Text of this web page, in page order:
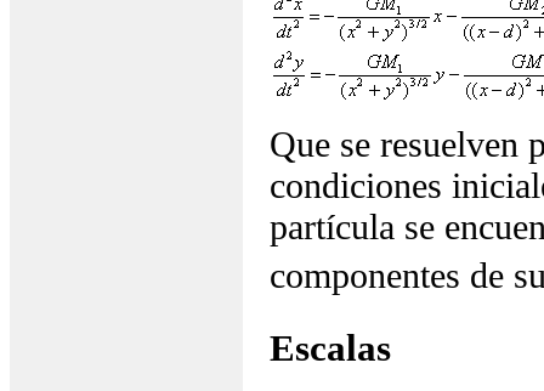
Que se resuelven
condiciones
partícula se
componentes de
Escalas